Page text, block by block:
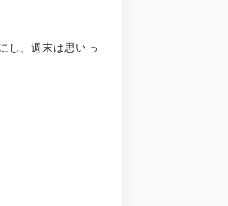
し、週末は思いっ